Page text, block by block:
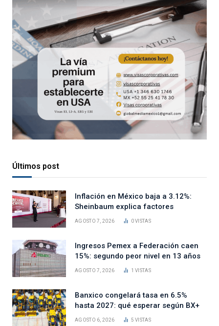
Últimos post
Inflación en México baja a 3.12%:
Sheinbaum explica factores
AGOSTO 7, 2026 0VISTAS
Ingresos Pemex a Federación caen
15%: segundo peor nivel en 13 años
AGOSTO 7, 2026 1VISTAS
Banxico congelará tasa en 6.5%
hasta 2027: qué esperar según BX+
AGOSTO 6, 2026 5VISTAS